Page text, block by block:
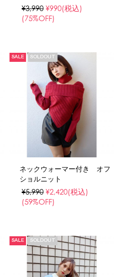
¥3,990 ¥990(税込)
(75%OFF)
SALE SOLDOUT
ネックウォーマー付き オフ
ショルニット
¥5,990 ¥2,420(税込)
(59%OFF)
SALE SOLDOUT